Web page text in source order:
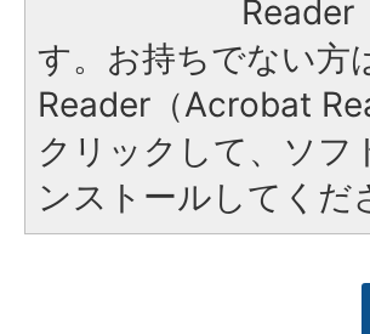
す。お持ちでない方
Reader（Acrobat
クリックして、ソフ
ンストールしてくだ